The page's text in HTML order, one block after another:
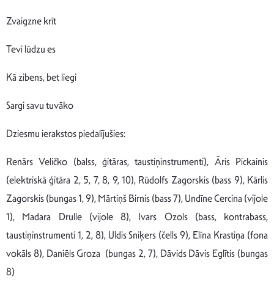
Zvaigzne krīt
Tevi lūdzu es
Kā zibens, bet liegi
Sargi savu tuvāko
Dziesmu ierakstos piedalījušies:
Renārs Veličko (balss, ģitāras, taustiņinstrumenti), Āris Pickainis
(elektriskā ģitāra 2, 5, 7, 8, 9, 10), Rūdolfs Zagorskis (bass 9), Kārlis
Zagorskis (bungas 1, 9), Mārtiņš Birnis (bass 7), Undīne Cercina (vijole
1), Madara Drulle (vijole 8), Ivars Ozols (bass, kontrabass,
taustiņinstrumenti 1, 2, 8), Uldis Sniķers (čells 9), Elīna Krastiņa (fona
vokāls 8), Daniēls Groza (bungas 2, 7), Dāvids Dāvis Eglītis (bungas
8)